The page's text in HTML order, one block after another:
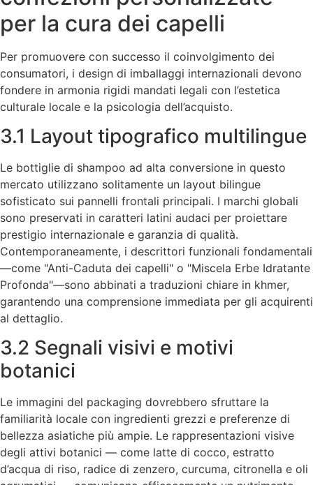
per la cura dei capelli
Per promuovere con successo il coinvolgimento dei
consumatori, i design di imballaggi internazionali devono
fondere in armonia rigidi mandati legali con l’estetica
culturale locale e la psicologia dell’acquisto.
3.1 Layout tipografico multilingue
Le bottiglie di shampoo ad alta conversione in questo
mercato utilizzano solitamente un layout bilingue
sofisticato sui pannelli frontali principali. I marchi globali
sono preservati in caratteri latini audaci per proiettare
prestigio internazionale e garanzia di qualità.
Contemporaneamente, i descrittori funzionali fondamentali
—come "Anti-Caduta dei capelli" o "Miscela Erbe Idratante
Profonda"—sono abbinati a traduzioni chiare in khmer,
garantendo una comprensione immediata per gli acquirenti
al dettaglio.
3.2 Segnali visivi e motivi
botanici
Le immagini del packaging dovrebbero sfruttare la
familiarità locale con ingredienti grezzi e preferenze di
bellezza asiatiche più ampie. Le rappresentazioni visive
degli attivi botanici — come latte di cocco, estratto
d’acqua di riso, radice di zenzero, curcuma, citronella e oli